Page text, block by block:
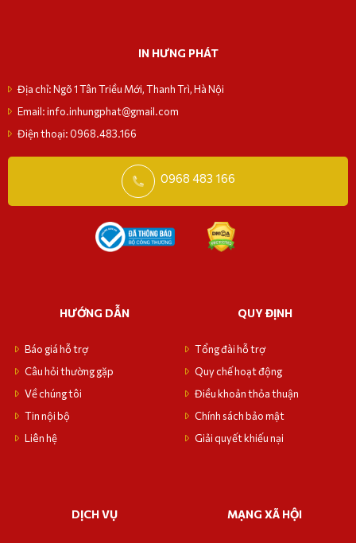
IN HƯNG PHÁT
Địa chỉ: Ngõ 1 Tân Triều Mới, Thanh Trì, Hà Nội
Email: info.inhungphat@gmail.com
Điện thoại: 0968.483.166
0968 483 166
HƯỚNG DẪN
Báo giá hỗ trợ
Câu hỏi thường gặp
Về chúng tôi
Tin nội bộ
Liên hệ
QUY ĐỊNH
Tổng đài hỗ trợ
Quy chế hoạt động
Điều khoản thỏa thuận
Chính sách bảo mật
Giải quyết khiếu nại
DỊCH VỤ MẠNG XÃ HỘI